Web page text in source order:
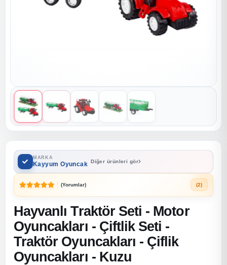
MARKA
Kayyum Oyuncak Diğer ürünleri gör
(Yorumlar) (2)
Hayvanlı Traktör Seti - Motor
Oyuncakları - Çiftlik Seti -
Traktör Oyuncakları - Çiflik
Oyuncakları - Kuzu